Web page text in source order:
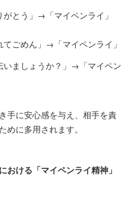
がとう」→「マイペンライ」
てごめん」→「マイペンライ」
いましょうか？」→「マイペン
手に安心感を与え、相手を責
に多用されます。
おける「マイペンライ精神」